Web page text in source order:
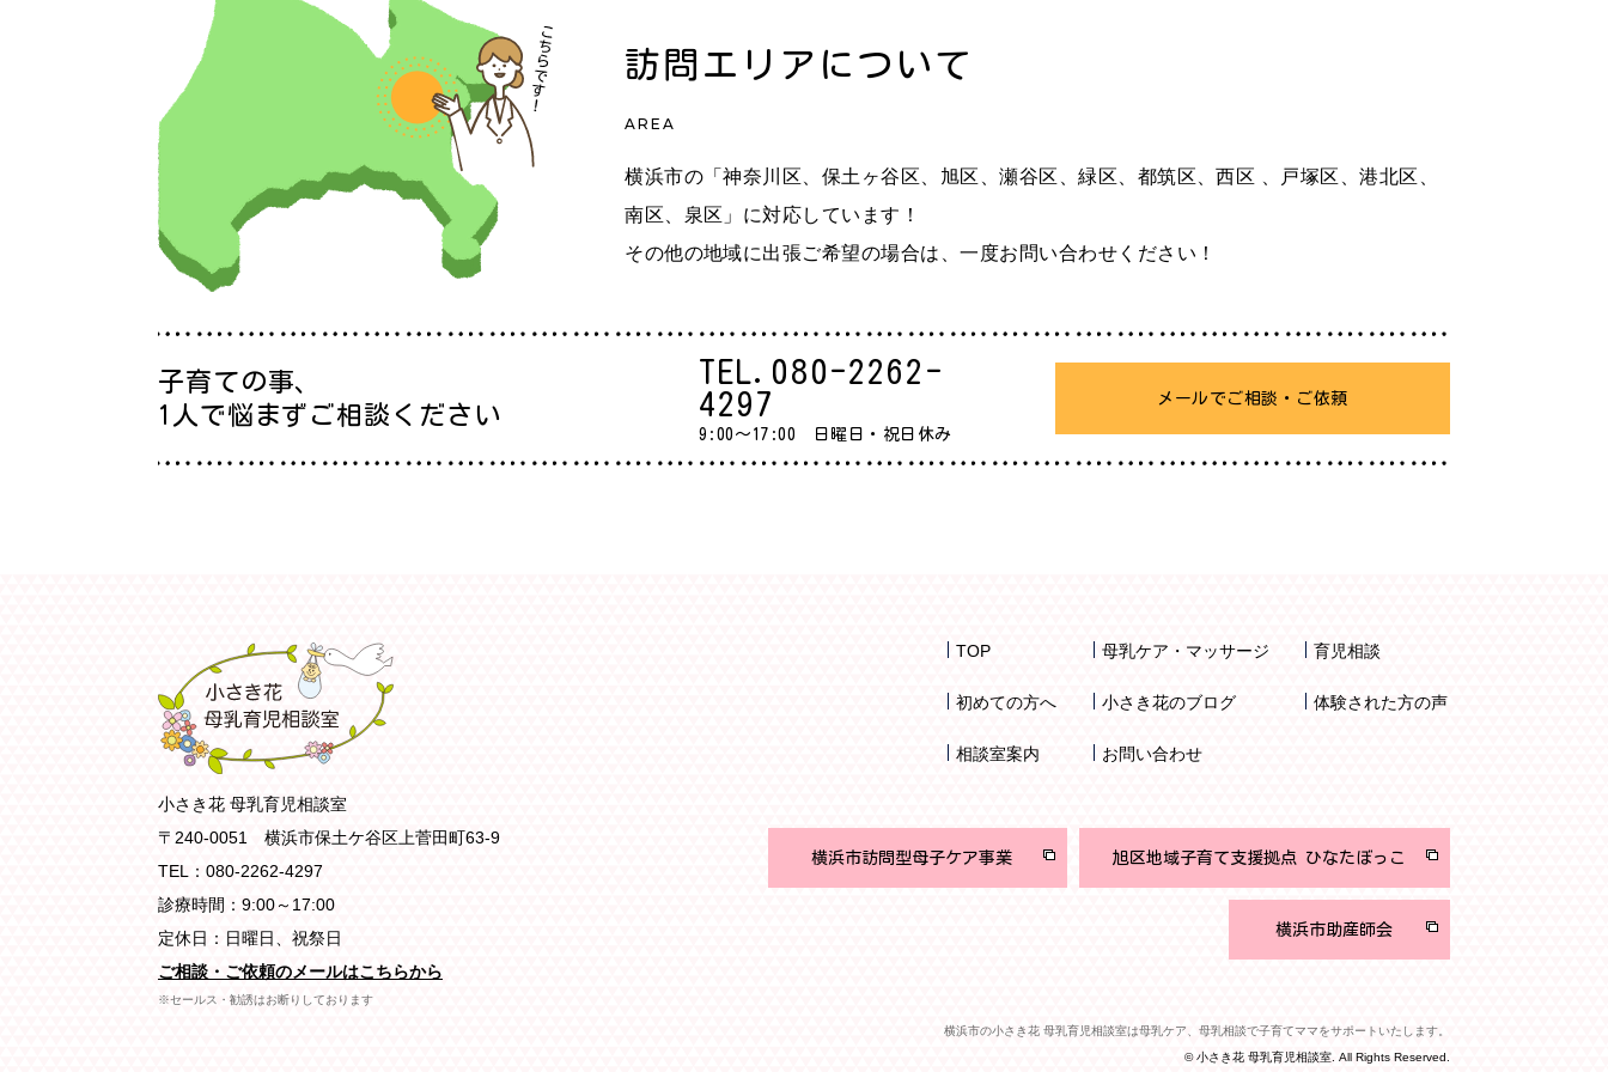
訪問エリアについて
AREA
横浜市の「神奈川区、保土ヶ谷区、旭区、瀬谷区、緑区、都筑区、西区 、戸塚区、港北区、
南区、泉区」に対応しています！
その他の地域に出張ご希望の場合は、一度お問い合わせください！
子育ての事、
1人で悩まずご相談ください
TEL. 080-2262-
4297
9:00～17:00 日曜日・祝日休み
メールでご相談・ご依頼
小さき花 母乳育児相談室
〒240-0051 横浜市保土ケ谷区上菅田町63-9
TEL：080-2262-4297
診療時間：9:00～17:00
定休日：日曜日、祝祭日
ご相談・ご依頼のメールはこちらから
※セールス・勧誘はお断りしております
TOP 母乳ケア・マッサージ 育児相談
初めての方へ 小さき花のブログ 体験された方の声
相談室案内 お問い合わせ
横浜市訪問型母子ケア事業 旭区地域子育て支援拠点 ひなたぼっこ
横浜市助産師会
横浜市の小さき花 母乳育児相談室は母乳ケア、母乳相談で子育てママをサポートいたします。
© 小さき花 母乳育児相談室. All Rights Reserved.